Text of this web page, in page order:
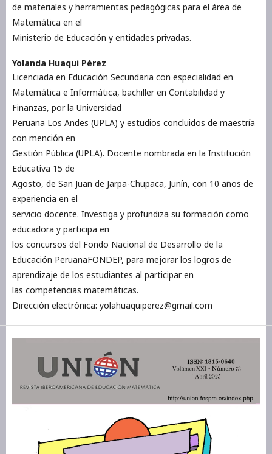
de materiales y herramientas pedagógicas para el área de
Matemática en el
Ministerio de Educación y entidades privadas.
Yolanda Huaqui Pérez
Licenciada en Educación Secundaria con especialidad en
Matemática e Informática, bachiller en Contabilidad y
Finanzas, por la Universidad
Peruana Los Andes (UPLA) y estudios concluidos de maestría
con mención en
Gestión Pública (UPLA). Docente nombrada en la Institución
Educativa 15 de
Agosto, de San Juan de Jarpa-Chupaca, Junín, con 10 años de
experiencia en el
servicio docente. Investiga y profundiza su formación como
educadora y participa en
los concursos del Fondo Nacional de Desarrollo de la
Educación PeruanaFONDEP, para mejorar los logros de
aprendizaje de los estudiantes al participar en
las competencias matemáticas.
Dirección electrónica: yolahuaquiperez@gmail.com